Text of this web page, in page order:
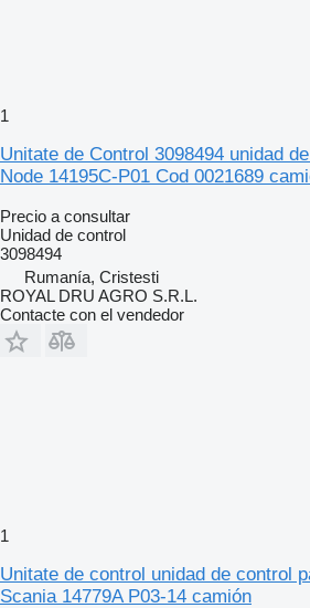
1
Unitate de Control 3098494 unidad
Node 14195C-P01 Cod 0021689
Precio a consultar
Unidad de control
3098494
Rumanía, Cristesti
ROYAL DRU AGRO S.R.L.
Contacte con el vendedor
1
Unitate de control unidad de control
Scania 14779A P03-14 camión